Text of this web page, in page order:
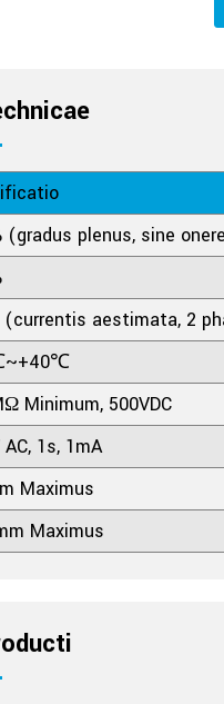
(gradus plenus, sine
aestimata, 2
Minimum, 500VDC
AC, 1s, 1mA
Maximus
Maximus